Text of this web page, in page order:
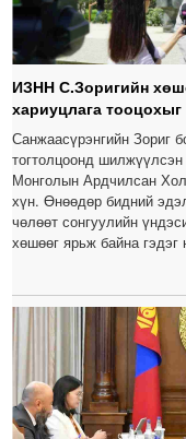
ИЗНН С.Зоригийн
хариуцлага
Санжаасүрэнгийн Зориг
тогтолцоонд
Монголын Ардчилсан
хүн. Өнөөдөр бидний
чөлөөт сонгуулийн
хөшөөг ярьж байна гэдэг